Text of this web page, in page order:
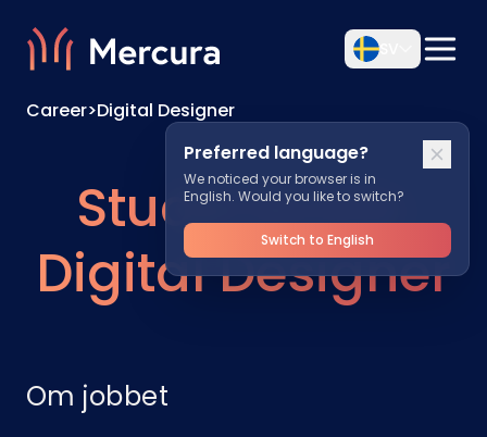
Preferred language?
We noticed your browser is in
English. Would you like to switch?
Switch to English
Career>Digital Designer
Studentjobb:
Digital Designer
Om jobbet